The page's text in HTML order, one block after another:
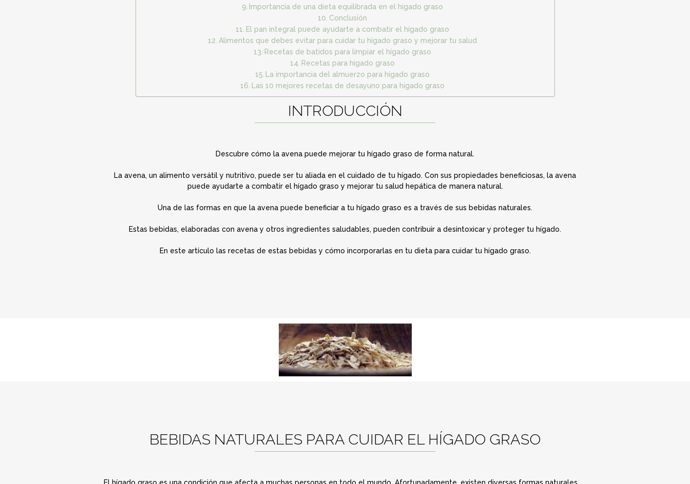
Importancia de una dieta equilibrada en el hígado graso
Conclusión
El pan integral puede ayudarte a combatir el hígado graso
Alimentos que debes evitar para cuidar tu hígado graso y mejorar tu salud
Recetas de batidos para limpiar el hígado graso
Recetas para hígado graso
La importancia del almuerzo para hígado graso
Las 10 mejores recetas de desayuno para hígado graso
INTRODUCCIÓN
Descubre cómo la avena puede mejorar tu hígado graso de forma natural.
La avena, un alimento versátil y nutritivo, puede ser tu aliada en el cuidado de tu hígado. Con sus propiedades beneficiosas, la avena
puede ayudarte a combatir el hígado graso y mejorar tu salud hepática de manera natural.
Una de las formas en que la avena puede beneficiar a tu hígado graso es a través de sus bebidas naturales.
Estas bebidas, elaboradas con avena y otros ingredientes saludables, pueden contribuir a desintoxicar y proteger tu hígado.
En este artículo las recetas de estas bebidas y cómo incorporarlas en tu dieta para cuidar tu hígado graso.
BEBIDAS NATURALES PARA CUIDAR EL HÍGADO GRASO